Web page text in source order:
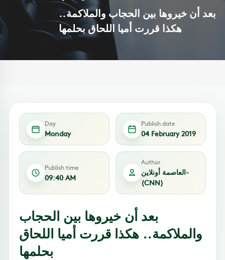
بعد أن خيروها بين الحجاب والملاكمة..
هكذا قررت أميا اللحاق بحلمها
Day
Monday
Publish date
04 February 2019
Publish time
09:40 AM
Author
العاصمة أونلاين-
(CNN)
بعد أن خيروها بين الحجاب
والملاكمة.. هكذا قررت أميا اللحاق
بحلمها